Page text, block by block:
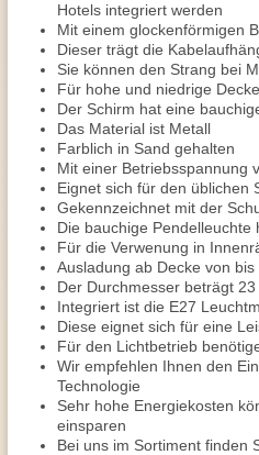
Hotels integriert werden
Mit einem glockenförmigen
Dieser trägt die
Sie können den Strang bei
Für hohe und niedrige
Der Schirm hat eine
Das Material ist Metall
Farblich in Sand gehalten
Mit einer Betriebsspannung
Eignet sich für den üblichen
Gekennzeichnet mit der
Die bauchige Pendelleuchte
Für die Verwenung in
Ausladung ab Decke von bis
Der Durchmesser beträgt 23
Integriert ist die E27
Diese eignet sich für eine
Für den Lichtbetrieb
Wir empfehlen Ihnen den
Technologie
Sehr hohe Energiekosten
einsparen
Bei uns im Sortiment finden